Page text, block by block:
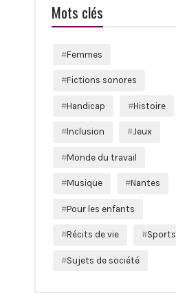
Mots clés
Femmes
Fictions sonores
Handicap Histoire
Inclusion Jeux
Monde du travail
Musique Nantes
Pour les enfants
Récits de vie Sports
Sujets de société